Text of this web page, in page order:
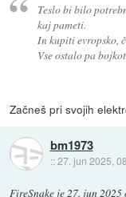
Teslo bi bilo
kaj pameti.
In kupiti evropsko,
Vse ostalo pa
Začneš pri svojih
bm1973
::27. jun 2025,
FireSnake je27. jun 2025